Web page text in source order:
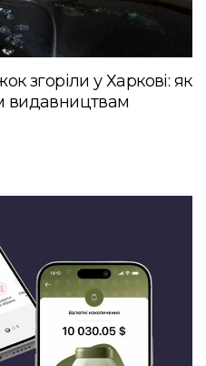
згоріли у Харкові: як
видавництвам